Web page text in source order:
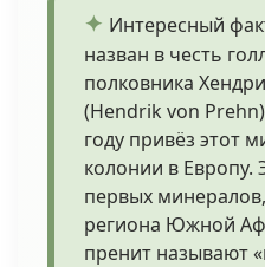
Интересный
назван в честь
полковника
(Hendrik von
году привёз этот
колонии в Европу.
первых
региона Южной
пренит называют